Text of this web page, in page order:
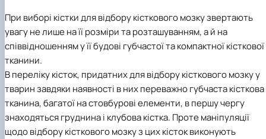
При виборі кістки для відбору кісткового мозку звертають
увагу не лише на її розміри та розташуванням, а й на
співвідношенням у її будові губчастої та компактної кісткової
тканини.
В переліку кісток, придатних для відбору кісткового мозку у
тварин завдяки наявності в них переважно губчаста кісткова
тканина, багатої на стовбурові елементи, в першу чергу
знаходяться груднина і клубова кістка. Проте маніпуляції
щодо відбору кісткового мозку з цих кісток виконують